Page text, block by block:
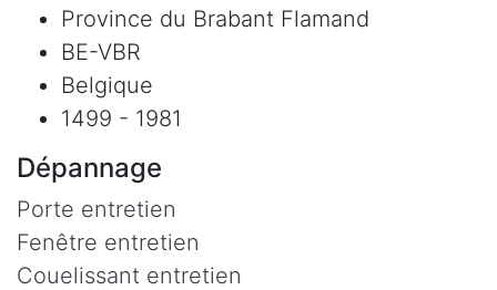
Province du Brabant Flamand
BE-VBR
Belgique
1499 - 1981
Dépannage
Porte entretien
Fenêtre entretien
Couelissant entretien